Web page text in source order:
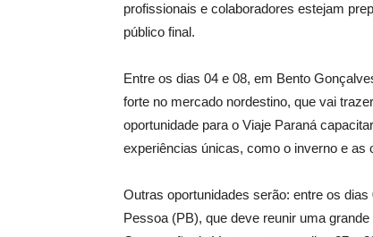
profissionais e colaboradores estejam
público final.
Entre os dias 04 e 08, em Bento
forte no mercado nordestino, que vai
oportunidade para o Viaje Paraná
experiências únicas, como o inverno e as
Outras oportunidades serão: entre os
Pessoa (PB), que deve reunir uma